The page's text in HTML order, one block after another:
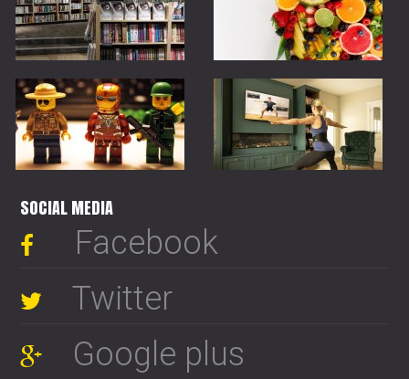
SOCIAL MEDIA
Facebook
Twitter
Google plus